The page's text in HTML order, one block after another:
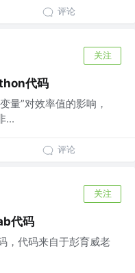
评论
关注
代码
量”对效率值的影响，
...
评论
关注
代码
，代码来自于彭育威老